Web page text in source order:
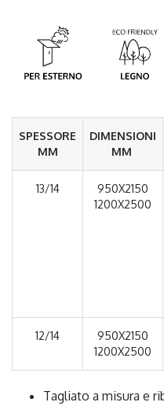
SPESSORE
MM
DIMENSIONI
MM
13/14
950X2150
1200X2500
12/14
950X2150
1200X2500
Tagliato a misura e